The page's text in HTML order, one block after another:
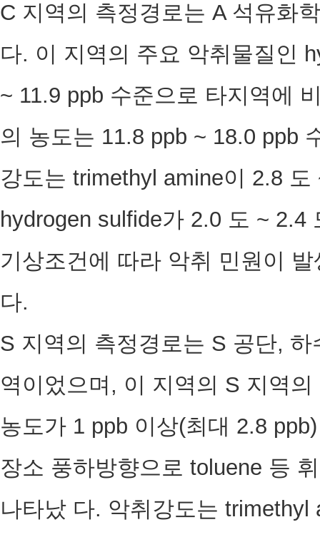
C 지역의 측정경로는 A 석유화
다. 이 지역의 주요 악취물질인
~ 11.9 ppb 수준으로 타지역에
의 농도는 11.8 ppb ~ 18.0 ppb
강도는 trimethyl amine이 2.8
hydrogen sulfide가 2.0 도 ~ 2.4
기상조건에 따라 악취 민원이
다.
S 지역의 측정경로는 S 공단,
역이었으며, 이 지역의 S 지역
농도가 1 ppb 이상(최대 2.8
장소 풍하방향으로 toluene 등
나타났 다. 악취강도는